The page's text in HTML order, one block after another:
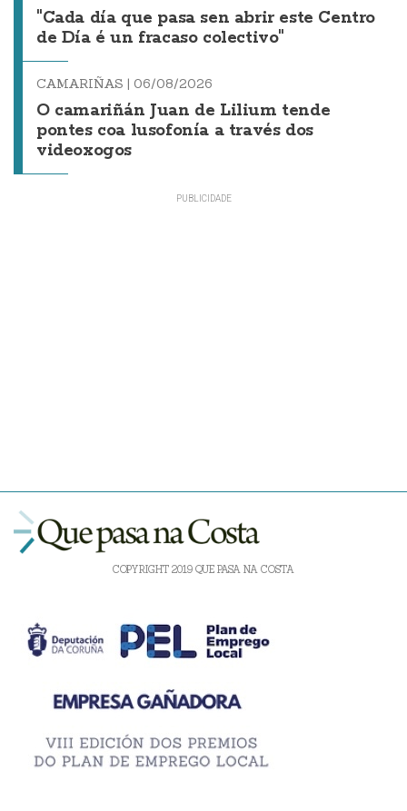
"Cada día que pasa sen abrir este Centro
de Día é un fracaso colectivo"
CAMARIÑAS | 06/08/2026
O camariñán Juan de Lilium tende
pontes coa lusofonía a través dos
videoxogos
COPYRIGHT 2019 QUE PASA NA COSTA